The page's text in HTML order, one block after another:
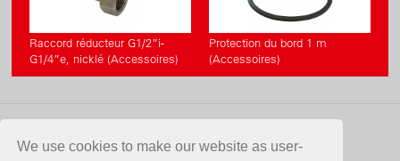
We use cookies to make our website as user-
Raccord réducteur G1/2”i-
G1/4”e, nicklé (Accessoires)
Protection du bord 1 m
(Accessoires)
CONTACT